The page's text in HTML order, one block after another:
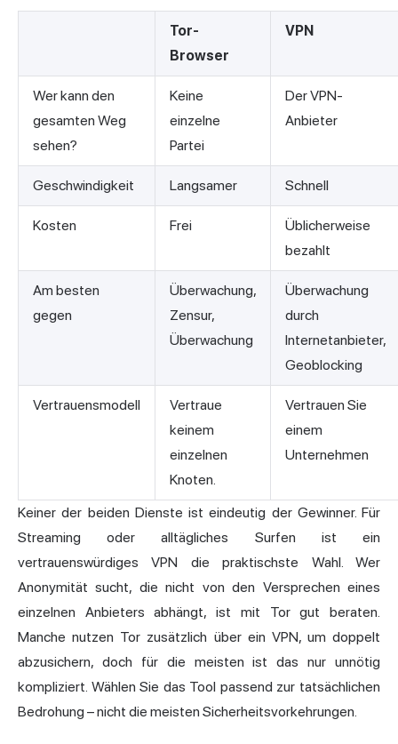
Tor-
Browser
VPN
Wer kann den
gesamten Weg
sehen?
Keine
einzelne
Partei
Der VPN-
Anbieter
Geschwindigkeit Langsamer Schnell
Kosten Frei
Üblicherweise
bezahlt
Am besten
gegen
Überwachung,
Zensur,
Überwachung
Überwachung
durch
Internetanbieter,
Geoblocking
Vertrauensmodell
Vertraue
keinem
einzelnen
Knoten.
Vertrauen Sie
einem
Unternehmen
Keiner der beiden Dienste ist eindeutig der Gewinner. Für
Streaming oder alltägliches Surfen ist ein
vertrauenswürdiges VPN die praktischste Wahl. Wer
Anonymität sucht, die nicht von den Versprechen eines
einzelnen Anbieters abhängt, ist mit Tor gut beraten.
Manche nutzen Tor zusätzlich über ein VPN, um doppelt
abzusichern, doch für die meisten ist das nur unnötig
kompliziert. Wählen Sie das Tool passend zur tatsächlichen
Bedrohung – nicht die meisten Sicherheitsvorkehrungen.